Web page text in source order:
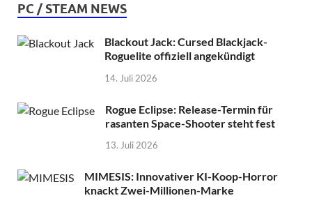
PC / STEAM NEWS
Blackout Jack: Cursed Blackjack-
Roguelite offiziell angekündigt
14. Juli 2026
Rogue Eclipse: Release-Termin für
rasanten Space-Shooter steht fest
13. Juli 2026
MIMESIS: Innovativer KI-Koop-Horror
knackt Zwei-Millionen-Marke